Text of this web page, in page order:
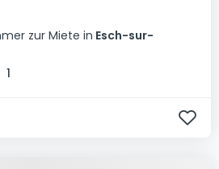
zur Miete in Esch-sur-
1